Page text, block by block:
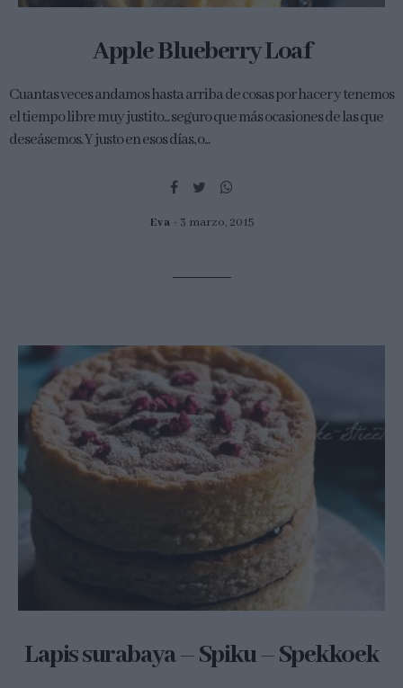
Apple Blueberry Loaf
Cuantas veces andamos hasta arriba de cosas por hacer y tenemos
el tiempo libre muy justito... seguro que más ocasiones de las que
deseásemos. Y justo en esos días, o...
Eva 3 marzo, 2015
Lapis surabaya – Spiku – Spekkoek